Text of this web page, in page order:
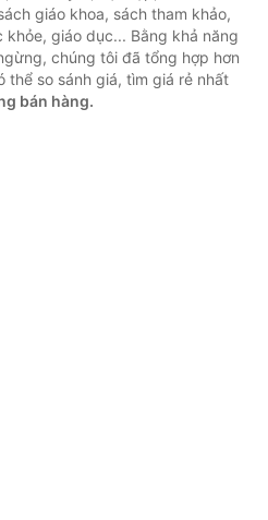
giáo khoa, sách tham khảo,
giáo dục... Bằng khả năng
chúng tôi đã tổng hợp hơn
so sánh giá, tìm giá rẻ nhất
bán hàng.